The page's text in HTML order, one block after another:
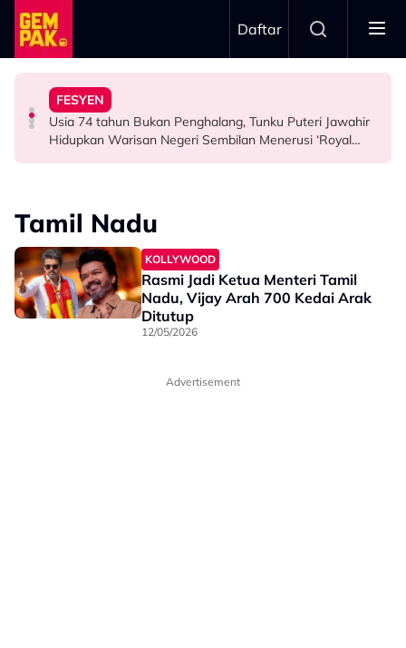
Skip to main content
Daftar
HIBURAN
“Saya Memang Suka Gaya Streetwear…” - Ezaidi Aziz
FESYEN
Usia 74 tahun Bukan Penghalang, Tunku Puteri Jawahir
Hidupkan Warisan Negeri Sembilan Menerusi ‘Royal
BERITA
Tertelan Serpihan Lidi Sate, Wanita Saman Singapore
Airlines
HIBURAN
Permintaan Aneh Jared Leto Di Lokasi, Minta Nelayan
Tangkap Ikan Segar Setiap Hari
Tamil Nadu
KOLLYWOOD
Rasmi Jadi Ketua Menteri Tamil
Nadu, Vijay Arah 700 Kedai Arak
Ditutup
12/05/2026
Advertisement